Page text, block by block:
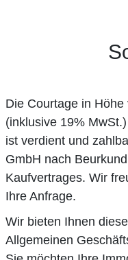
Die Courtage in
(inklusive 19%
ist verdient und
GmbH nach
Kaufvertrages. Wir
Ihre Anfrage.
Wir bieten Ihnen
Allgemeinen